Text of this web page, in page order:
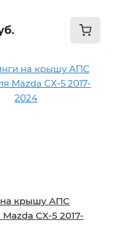
крышу АПС
CX-5 2017-